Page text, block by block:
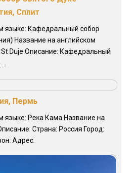
Сплит
языке: Кафедральный собор
Название на английском
Duje Описание: Кафедральный
Пермь
языке: Река Кама Название на
Страна: Россия Город:
Адрес: